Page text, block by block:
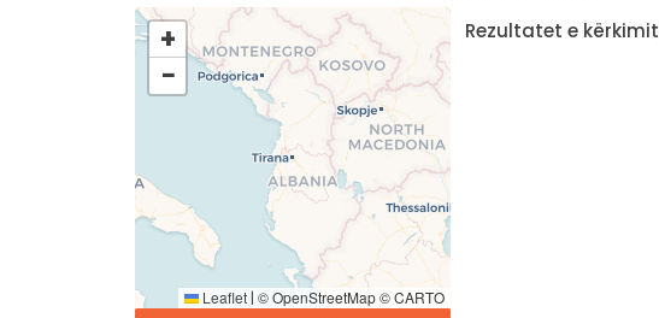
+
−
Leaflet | © OpenStreetMap © CARTO
Rezultatet e kërkimit